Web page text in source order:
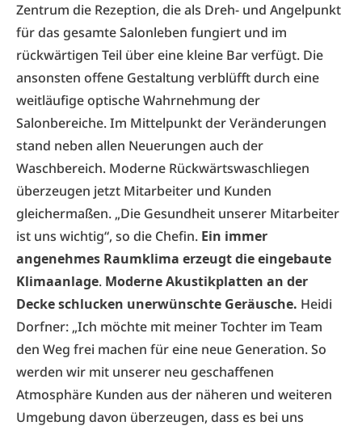
Zentrum die Rezeption, die als Dreh- und Angelpunkt
für das gesamte Salonleben fungiert und im
rückwärtigen Teil über eine kleine Bar verfügt. Die
ansonsten offene Gestaltung verblüfft durch eine
weitläufige optische Wahrnehmung der
Salonbereiche. Im Mittelpunkt der Veränderungen
stand neben allen Neuerungen auch der
Waschbereich. Moderne Rückwärtswaschliegen
überzeugen jetzt Mitarbeiter und Kunden
gleichermaßen. „Die Gesundheit unserer Mitarbeiter
ist uns wichtig“, so die Chefin. Ein immer
angenehmes Raumklima erzeugt die eingebaute
Klimaanlage. Moderne Akustikplatten an der
Decke schlucken unerwünschte Geräusche. Heidi
Dorfner: „Ich möchte mit meiner Tochter im Team
den Weg frei machen für eine neue Generation. So
werden wir mit unserer neu geschaffenen
Atmosphäre Kunden aus der näheren und weiteren
Umgebung davon überzeugen, dass es bei uns